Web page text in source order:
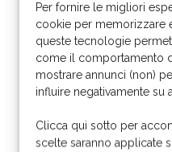
Per fornire le migliori
cookie per memorizzare
queste tecnologie
come il comportamento
mostrare annunci (non)
influire negativamente su
Clicca qui sotto per
scelte saranno applicate